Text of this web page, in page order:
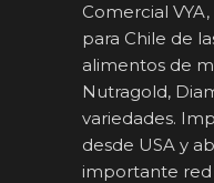
Comercial
para Chile de
alimentos de
Nutragold,
variedades.
desde USA y
importante red